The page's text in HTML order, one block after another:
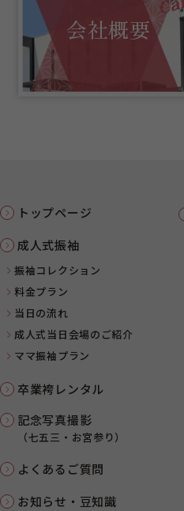
会社概要
トップページ
成人式振袖
振袖コレクション
料金プラン
当日の流れ
成人式当日会場のご紹介
ママ振袖プラン
卒業袴レンタル
記念写真撮影
（七五三・お宮参り）
よくあるご質問
お知らせ・豆知識